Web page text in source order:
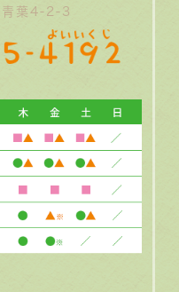
青葉4-2-3